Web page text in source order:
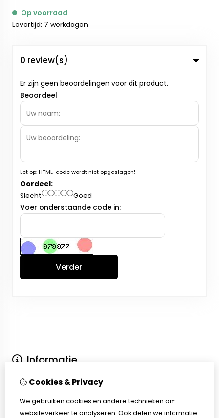
Op voorraad
Levertijd: 7 werkdagen
0 review(s)
Er zijn geen beoordelingen voor dit product.
Beoordeel
Let op:HTML-code wordt niet opgeslagen!
Oordeel:
Slecht
Goed
Voer onderstaande code in:
Verder
Informatie
Contact
Bedenktijd / Herroepingsrecht
Cookies & Privacy
We gebruiken cookies en andere technieken om
websiteverkeer te analyseren. Ook delen we informatie